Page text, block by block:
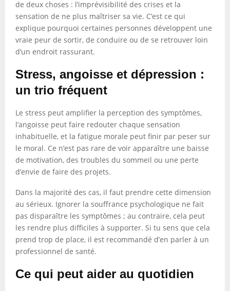
de deux choses : l’imprévisibilité des crises et la
sensation de ne plus maîtriser sa vie. C’est ce qui
explique pourquoi certaines personnes développent une
vraie peur de sortir, de conduire ou de se retrouver loin
d’un endroit rassurant.
Stress, angoisse et dépression :
un trio fréquent
Le stress peut amplifier la perception des symptômes,
l’angoisse peut faire redouter chaque sensation
inhabituelle, et la fatigue morale peut finir par peser sur
le moral. Ce n’est pas rare de voir apparaître une baisse
de motivation, des troubles du sommeil ou une perte
d’envie de faire des projets.
Dans la majorité des cas, il faut prendre cette dimension
au sérieux. Ignorer la souffrance psychologique ne fait
pas disparaître les symptômes ; au contraire, cela peut
les rendre plus difficiles à supporter. Si tu sens que cela
prend trop de place, il est recommandé d’en parler à un
professionnel de santé.
Ce qui peut aider au quotidien